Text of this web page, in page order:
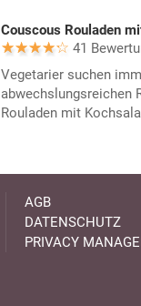
Couscous Rouladen
41
Vegetarier suchen
abwechslungsreichen
Rouladen mit
AGB
DATENSCHUTZ
PRIVACY